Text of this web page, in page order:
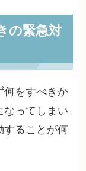
の緊急対
何をすべきか
なってしまい
することが何